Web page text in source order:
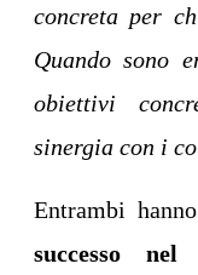
concreta per
Quando sono
obiettivi
sinergia con i
Entrambi
successo nel